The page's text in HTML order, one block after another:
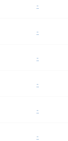
-
-
-
-
-
-